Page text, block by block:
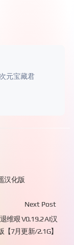
元宝藏君
汉化版
Next Post
维艰 V0.19.2 AI汉
【7月更新/2.1G】